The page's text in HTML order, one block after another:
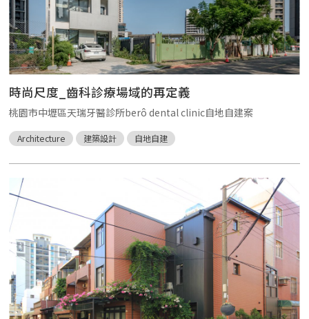
時尚尺度_齒科診療場域的再定義
桃園市中壢區天瑞牙醫診所berô dental clinic自地自建案
Architecture 建築設計 自地自建